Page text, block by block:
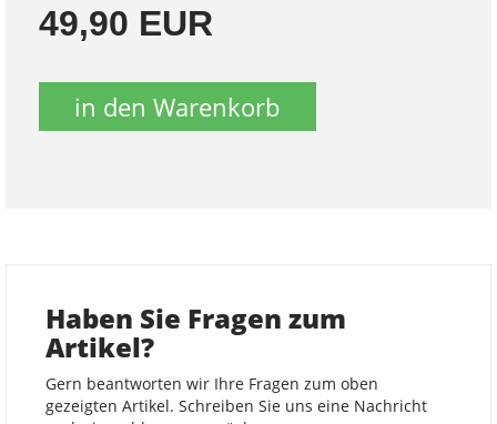
49,90 EUR
in den Warenkorb
Haben Sie Fragen zum
Artikel?
Gern beantworten wir Ihre Fragen zum oben
gezeigten Artikel. Schreiben Sie uns eine Nachricht